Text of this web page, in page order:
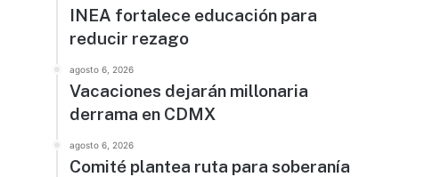
INEA fortalece educación para
reducir rezago
agosto 6, 2026
Vacaciones dejarán millonaria
derrama en CDMX
agosto 6, 2026
Comité plantea ruta para soberanía